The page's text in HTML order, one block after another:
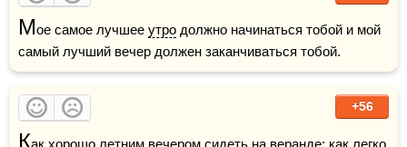
Мое самое лучшее утро должно начинаться тобой и мой
самый лучший вечер должен заканчиваться тобой.
+56
Как хорошо летним вечером сидеть на веранде; как легко